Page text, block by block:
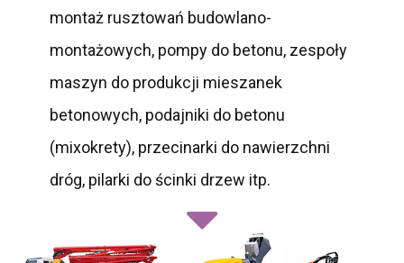
montaż rusztowań budowlano-
montażowych, pompy do betonu, zespoły
maszyn do produkcji mieszanek
betonowych, podajniki do betonu
(mixokrety), przecinarki do nawierzchni
dróg, pilarki do ścinki drzew itp.